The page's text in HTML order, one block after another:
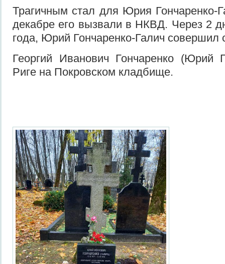
Трагичным стал для Юрия Гончаренко-
декабре его вызвали в НКВД. Через 2
года, Юрий Гончаренко-Галич совершил
Георгий Иванович Гончаренко (Юрий
Риге на Покровском кладбище.